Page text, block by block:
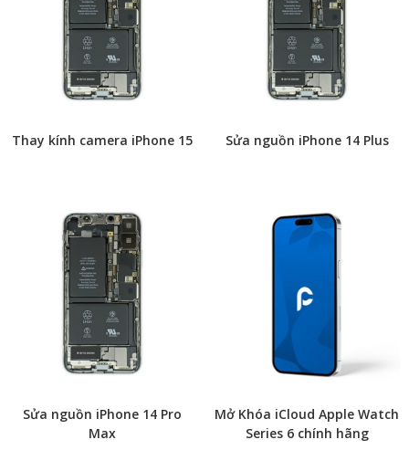
Thay kính camera iPhone 15 Sửa nguồn iPhone 14 Plus
Sửa nguồn iPhone 14 Pro
Max
Mở Khóa iCloud Apple Watch
Series 6 chính hãng